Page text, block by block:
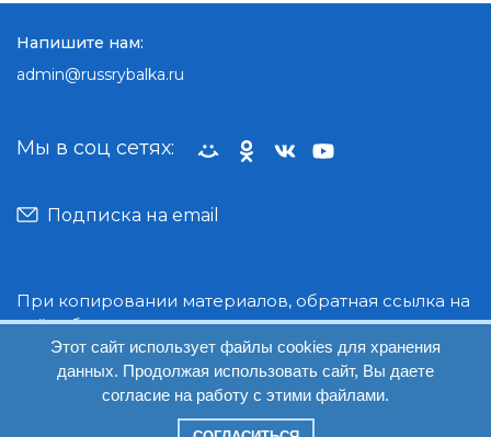
При копировании материалов, обратная ссылка на
сайт обязательна.
© Руссрыбалка: 2018-2026
Мы в соц сетях:
Подписка на email
Напишите нам:
admin@russrybalka.ru
Этот сайт использует файлы cookies для хранения
данных. Продолжая использовать сайт, Вы даете
согласие на работу с этими файлами.